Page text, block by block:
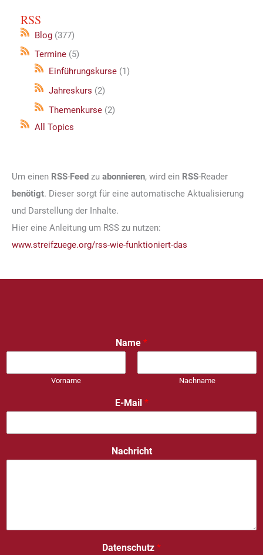
RSS
Blog(377)
Termine(5)
Einführungskurse(1)
Jahreskurs (2)
Themenkurse(2)
All Topics
Um einen RSS-Feed zu abonnieren, wird ein RSS-Reader
benötigt. Dieser sorgt für eine automatische Aktualisierung
und Darstellung der Inhalte.
Hier eine Anleitung um RSS zu nutzen:
www.streifzuege.org/rss-wie-funktioniert-das
Name *
Vorname Nachname
E-Mail *
Nachricht
Datenschutz *